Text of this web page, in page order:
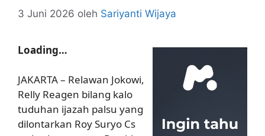
3 Juni 2026 oleh Sariyanti Wijaya
Loading…
JAKARTA – Relawan Jokowi,
Relly Reagen bilang kalo
tuduhan ijazah palsu yang
dilontarkan Roy Suryo Cs